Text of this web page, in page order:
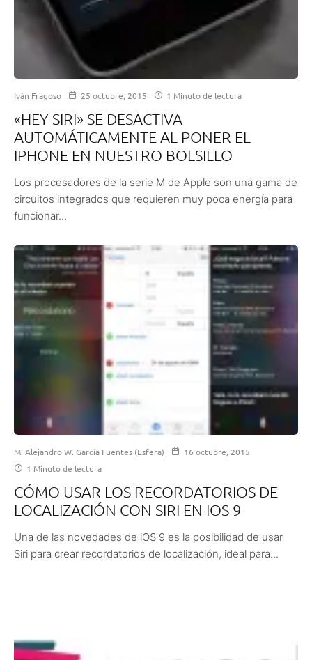
Iván Fragoso 25 octubre, 2015 1 Minuto de lectura
«HEY SIRI» SE DESACTIVA
AUTOMÁTICAMENTE AL PONER EL
IPHONE EN NUESTRO BOLSILLO
Los procesadores de la serie M de Apple son una gama de
circuitos integrados que requieren muy poca energía para
funcionar...
M. Alejandro W. García Fuentes (Esfera)
16 octubre, 2015
1 Minuto de lectura
CÓMO USAR LOS RECORDATORIOS DE
LOCALIZACIÓN CON SIRI EN IOS 9
Una de las novedades de iOS 9 es la posibilidad de usar
Siri para crear recordatorios de localización, ideal para...